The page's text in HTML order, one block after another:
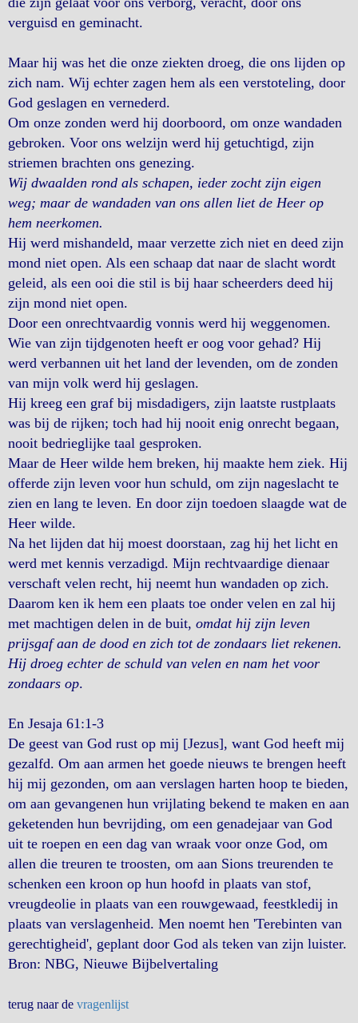
verguisd en geminacht.
Maar hij was het die onze ziekten droeg, die ons lijden op
zich nam. Wij echter zagen hem als een verstoteling, door
God geslagen en vernederd.
Om onze zonden werd hij doorboord, om onze wandaden
gebroken. Voor ons welzijn werd hij getuchtigd, zijn
striemen brachten ons genezing.
Wij dwaalden rond als schapen, ieder zocht zijn eigen
weg; maar de wandaden van ons allen liet de Heer op
hem neerkomen.
Hij werd mishandeld, maar verzette zich niet en deed zijn
mond niet open. Als een schaap dat naar de slacht wordt
geleid, als een ooi die stil is bij haar scheerders deed hij
zijn mond niet open.
Door een onrechtvaardig vonnis werd hij weggenomen.
Wie van zijn tijdgenoten heeft er oog voor gehad? Hij
werd verbannen uit het land der levenden, om de zonden
van mijn volk werd hij geslagen.
Hij kreeg een graf bij misdadigers, zijn laatste rustplaats
was bij de rijken; toch had hij nooit enig onrecht begaan,
nooit bedrieglijke taal gesproken.
Maar de Heer wilde hem breken, hij maakte hem ziek. Hij
offerde zijn leven voor hun schuld, om zijn nageslacht te
zien en lang te leven. En door zijn toedoen slaagde wat de
Heer wilde.
Na het lijden dat hij moest doorstaan, zag hij het licht en
werd met kennis verzadigd. Mijn rechtvaardige dienaar
verschaft velen recht, hij neemt hun wandaden op zich.
Daarom ken ik hem een plaats toe onder velen en zal hij
met machtigen delen in de buit, omdat hij zijn leven
prijsgaf aan de dood en zich tot de zondaars liet rekenen.
Hij droeg echter de schuld van velen en nam het voor
zondaars op.
En Jesaja 61:1-3
De geest van God rust op mij [Jezus], want God heeft mij
gezalfd. Om aan armen het goede nieuws te brengen heeft
hij mij gezonden, om aan verslagen harten hoop te bieden,
om aan gevangenen hun vrijlating bekend te maken en aan
geketenden hun bevrijding, om een genadejaar van God
uit te roepen en een dag van wraak voor onze God, om
allen die treuren te troosten, om aan Sions treurenden te
schenken een kroon op hun hoofd in plaats van stof,
vreugdeolie in plaats van een rouwgewaad, feestkledij in
plaats van verslagenheid. Men noemt hen 'Terebinten van
gerechtigheid', geplant door God als teken van zijn luister.
Bron: NBG, Nieuwe Bijbelvertaling
terug naar de vragenlijst